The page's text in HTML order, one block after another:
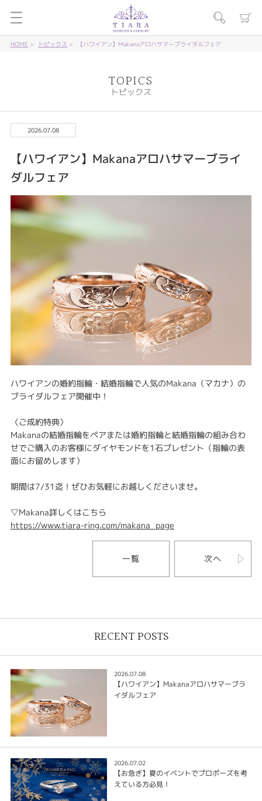
HOME トピックス 【ハワイアン】Makanaアロハサマーブライダルフェア
TOPICS
トピックス
2026.07.08
【ハワイアン】Makanaアロハサマーブライ
ダルフェア
ハワイアンの婚約指輪・結婚指輪で人気のMakana（マカナ）の
ブライダルフェア開催中！
〈ご成約特典〉
Makanaの結婚指輪をペアまたは婚約指輪と結婚指輪の組み合わ
せでご購入のお客様にダイヤモンドを1石プレゼント（指輪の表
面にお留めします）
期間は7/31迄！ぜひお気軽にお越しくださいませ。
▽Makana詳しくはこちら
https://www.tiara-ring.com/makana_page
一覧 次へ
RECENT POSTS
2026.07.08
【ハワイアン】Makanaアロハサマーブラ
イダルフェア
2026.07.02
【お急ぎ】夏のイベントでプロポーズを考
えている方必見！